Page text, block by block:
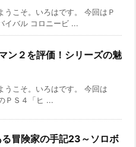
うこそ。いろはです。 今回はＰ
イバル コロニービ ...
ン２を評価！シリーズの魅
うこそ。いろはです。 今回は
ＰＳ４「ヒ ...
冒険家の手記23～ソロボ